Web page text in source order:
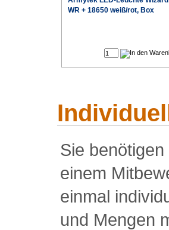
WR + 18650 weiß/rot, Box
Sie
einem
einmal
und Mengen